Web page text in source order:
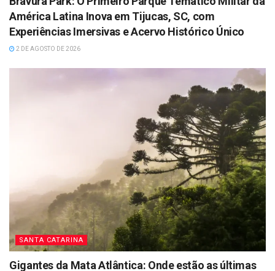
América Latina Inova em Tijucas, SC, com
Experiências Imersivas e Acervo Histórico Único
2 DE AGOSTO DE 2026
SANTA CATARINA
Gigantes da Mata Atlântica: Onde estão as últimas